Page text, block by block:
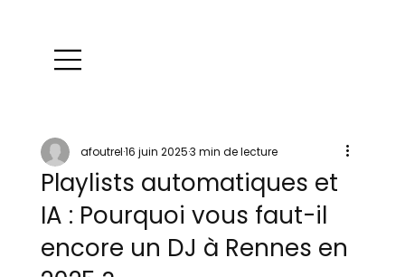
Playlists automatiques et
IA : Pourquoi vous faut-il
encore un DJ à Rennes en
afoutrel16 juin 20253 min de lecture